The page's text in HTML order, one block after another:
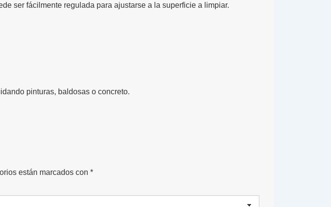
ser fácilmente regulada para ajustarse a la superficie a limpiar.
pinturas, baldosas o concreto.
están marcados con *